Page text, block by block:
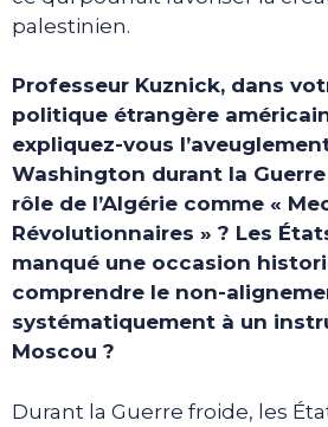
palestinien.
Professeur Kuznick, dans
politique étrangère
expliquez-vous
Washington durant la
rôle de l’Algérie comme «
Révolutionnaires » ? Les
manqué une occasion
comprendre le non-
systématiquement à un
Moscou ?
Durant la Guerre froide, les